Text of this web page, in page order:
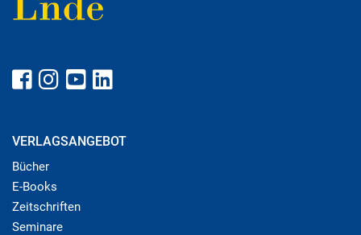
VERLAGSANGEBOT
Bücher
E-Books
Zeitschriften
Seminare